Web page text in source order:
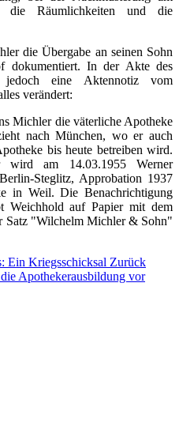
die Räumlichkeiten und die
die Übergabe an seinen Sohn
dokumentiert. In der Akte des
jedoch eine Aktennotiz vom
verändert:
Michler die väterliche Apotheke
nach München, wo er auch
bis heute betreiben wird.
wird am 14.03.1955 Werner
Steglitz, Approbation 1937
in Weil. Die Benachrichtigung
Weichhold auf Papier mit dem
Satz "Wilchelm Michler & Sohn"
Ein Kriegsschicksal Zurück
Apothekerausbildung vor